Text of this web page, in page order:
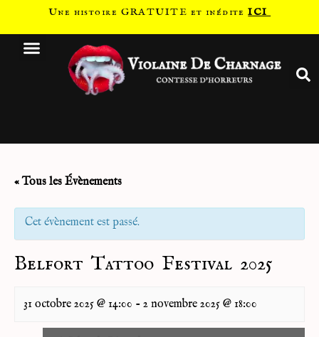
Une histoire GRATUITE et inéditeICI
« Tous les Évènements
Cet évènement est passé.
Belfort Tattoo Festival 2025
31 octobre 2025 @ 14:00 - 2 novembre 2025 @ 18:00